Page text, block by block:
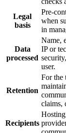
Legal
basis
Pre-
when
in
Data
processed
Name,
IP or
user.
Retention
For the
claims,
Recipients